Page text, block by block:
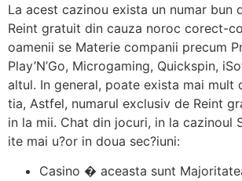
La acest cazinou exista un numar bun
Reint gratuit din cauza noroc corect-
oamenii se Materie companii precum
Play’N’Go, Microgaming, Quickspin,
altul. In general, poate exista mai mult
tia, Astfel, numarul exclusiv de Reint
in la mii. Chat din jocuri, in la cazinoul
ite mai u?or in doua sec?iuni:
Casino � aceasta sunt